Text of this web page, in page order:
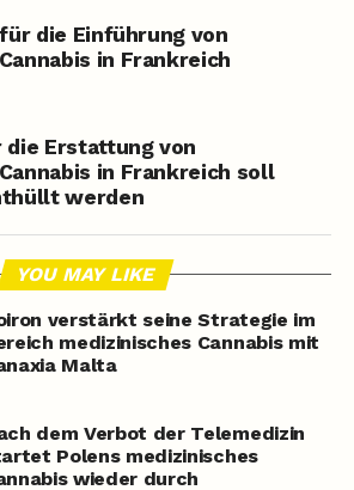
die Einführung von
in Frankreich
die Erstattung von
in Frankreich soll
werden
YOU MAY LIKE
verstärkt seine Strategie im
medizinisches Cannabis mit
Malta
dem Verbot der Telemedizin
Polens medizinisches
wieder durch